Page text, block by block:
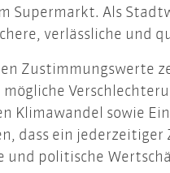
Supermarkt. Als
verlässliche und
Zustimmungswerte
Klimawandel sowie
dass ein
und politische